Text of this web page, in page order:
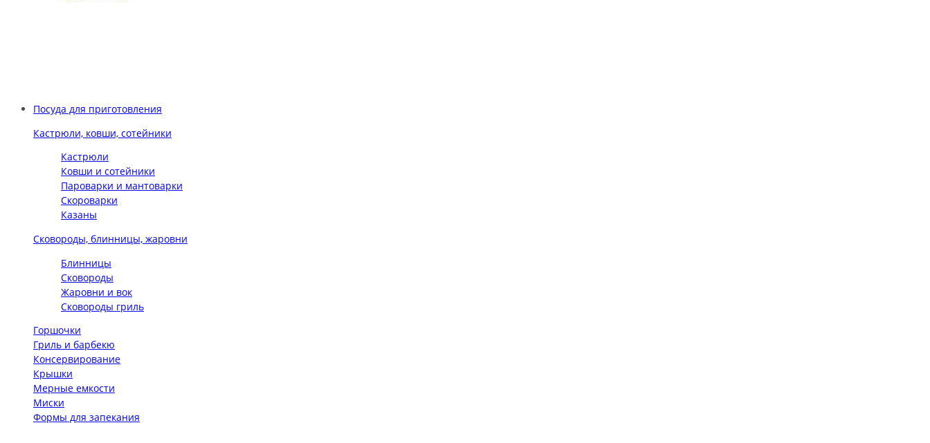
Посуда для приготовления
Кастрюли, ковши, сотейники
Кастрюли
Ковши и сотейники
Пароварки и мантоварки
Скороварки
Казаны
Сковороды, блинницы, жаровни
Блинницы
Сковороды
Жаровни и вок
Сковороды гриль
Горшочки
Гриль и барбекю
Консервирование
Крышки
Мерные емкости
Миски
Формы для запекания